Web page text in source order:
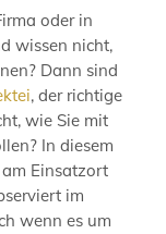
oder in
wissen nicht,
Dann sind
, der richtige
wie Sie mit
In diesem
Einsatzort
im
wenn es um